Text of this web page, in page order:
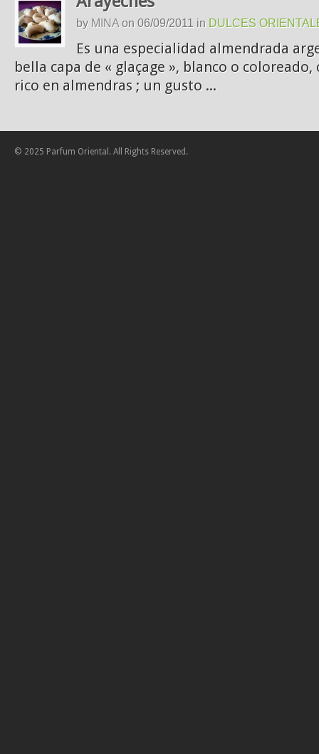
by MINA on 06/09/2011 in DULCES
Es una especialidad almendrada
bella capa de « glaçage », blanco o
rico en almendras ; un gusto ...
© 2025 Parfum Oriental. All Rights Reserved.